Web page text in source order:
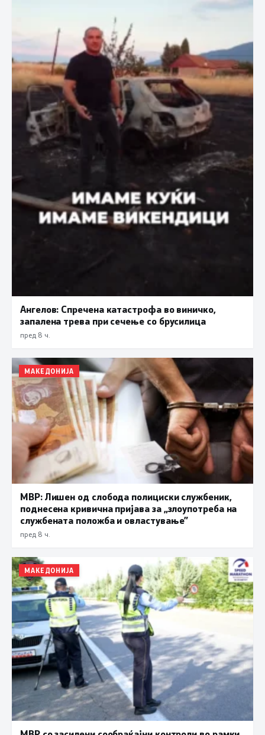
Ангелов: Спречена катастрофа во виничко,
запалена трева при сечење со брусилица
пред 8 ч.
МАКЕДОНИЈА
МВР: Лишен од слобода полициски службеник,
поднесена кривична пријава за „злоупотреба на
службената положба и овластување”
пред 8 ч.
МАКЕДОНИЈА